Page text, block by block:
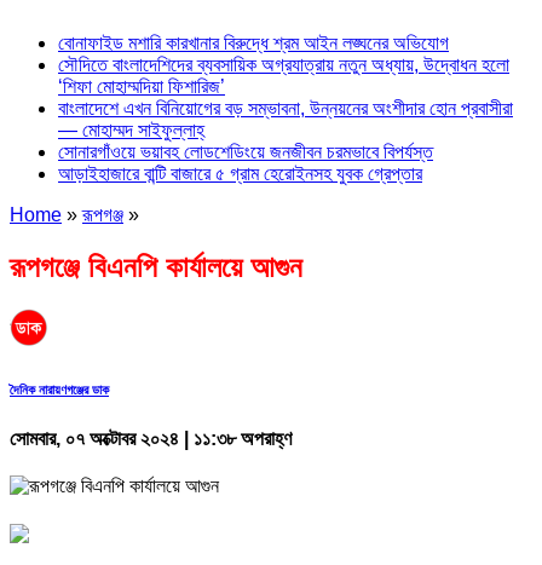
বোনাফাইড মশারি কারখানার বিরুদ্ধে শ্রম আইন লঙ্ঘনের অভিযোগ
সৌদিতে বাংলাদেশিদের ব্যবসায়িক অগ্রযাত্রায় নতুন অধ্যায়, উদ্বোধন হলো
‘শিফা মোহাম্মদিয়া ফিশারিজ’
বাংলাদেশে এখন বিনিয়োগের বড় সম্ভাবনা, উন্নয়নের অংশীদার হোন প্রবাসীরা
— মোহাম্মদ সাইফুল্লাহ্
সোনারগাঁওয়ে ভয়াবহ লোডশেডিংয়ে জনজীবন চরমভাবে বিপর্যস্ত
আড়াইহাজারে বান্টি বাজারে ৫ গ্রাম হেরোইনসহ যুবক গ্রেপ্তার
Home »রূপগঞ্জ »
রূপগঞ্জে বিএনপি কার্যালয়ে আগুন
দৈনিক নারায়ণগঞ্জের ডাক
সোমবার, ০৭ অক্টোবর ২০২৪ | ১১:৩৮ অপরাহ্ণ